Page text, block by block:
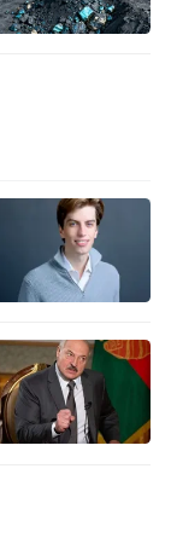
and posted
social media
storage